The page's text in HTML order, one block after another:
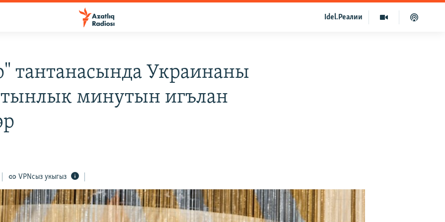
Idel.Реалии
тантанасында Украинаны
тынлык минутын игълан
VPNсыз укыгыз